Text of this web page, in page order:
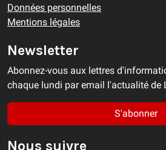
Données personnelles
Mentions légales
Newsletter
Abonnez-vous aux lettres
chaque lundi par email l'actualité de
S'abonner
Nous suivre